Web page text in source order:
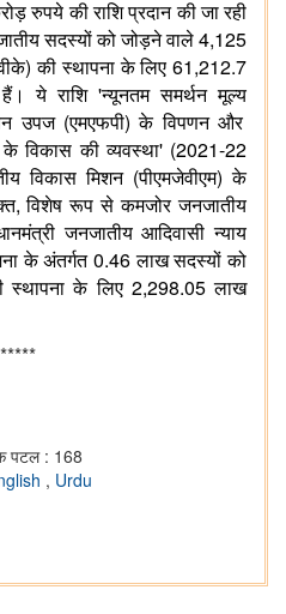
रुपये की राशि प्रदान की जा रही
सदस्यों को जोड़ने वाले 4,125
)की स्थापना के लिए 61,212.7
हैं। ये राशि'न्यूनतम समर्थन मूल्य
उपज(एमएफपी)के विपणन और
के विकास की व्यवस्था' (2021-22
विकास मिशन(पीएमजेवीएम)के
,विशेष रूप से कमजोर जनजातीय
जनजातीय आदिवासी न्याय
के अंतर्गत0.46लाख सदस्यों को
स्थापना के लिए2,298.05लाख
*****
पटल : 168
, Urdu